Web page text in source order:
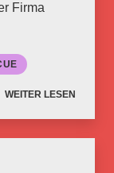
Firma
WEITER LESEN